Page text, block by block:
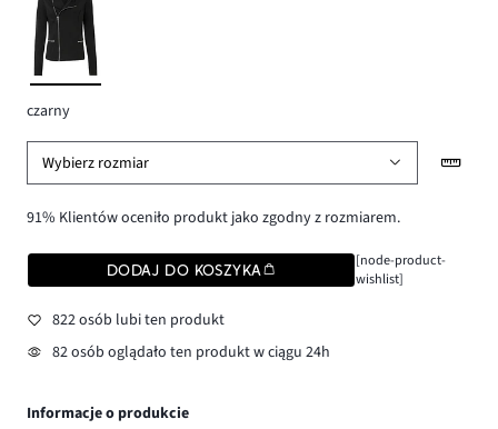
czarny
Wybierz rozmiar
91% Klientów oceniło produkt jako zgodny z rozmiarem.
DODAJ DO KOSZYKA
[node-product-
wishlist]
822 osób lubi ten produkt
82 osób oglądało ten produkt w ciągu 24h
Informacje o produkcie